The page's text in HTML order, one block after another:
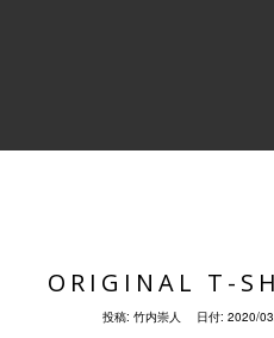
ORIGINAL T-
投稿: 竹内崇人 日付: 2020/